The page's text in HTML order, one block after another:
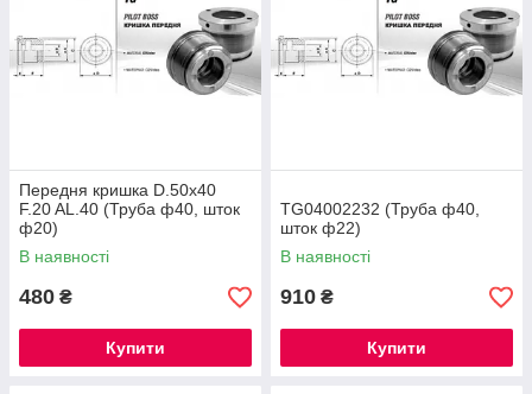
Передня кришка D.50x40
F.20 AL.40 (Труба ф40, шток
ф20)
В наявності
480 ₴
Купити
TG04002232 (Труба ф40,
шток ф22)
В наявності
910 ₴
Купити